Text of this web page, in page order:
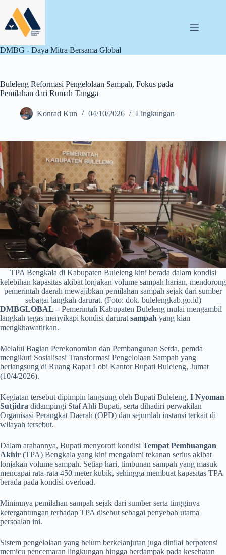
content
DMBG - Daya Mitra Bersama Global
Buleleng Reformasi Pengelolaan Sampah, Fokus pada
Pemilahan dari Rumah Tangga
Konrad Kun 04/10/2026 Lingkungan
TPA Bengkala di Kabupaten Buleleng kini berada dalam kondisi
kelebihan kapasitas akibat lonjakan volume sampah harian, mendorong
pemerintah daerah mewajibkan pemilahan sampah sejak dari sumber
sebagai langkah darurat. (Foto: dok. bulelengkab.go.id)
DMBGLOBAL – Pemerintah Kabupaten Buleleng mulai mengambil
langkah tegas menyikapi kondisi darurat sampah yang kian
mengkhawatirkan.
Melalui Bagian Perekonomian dan Pembangunan Setda, pemda
mengikuti Sosialisasi Transformasi Pengelolaan Sampah yang
berlangsung di Ruang Rapat Lobi Kantor Bupati Buleleng, Jumat
(10/4/2026).
Kegiatan tersebut dipimpin langsung oleh Bupati Buleleng, I Nyoman
Sutjidra didampingi Staf Ahli Bupati, serta dihadiri perwakilan
Organisasi Perangkat Daerah (OPD) dan sejumlah instansi terkait di
wilayah tersebut.
Dalam arahannya, Bupati menyoroti kondisi Tempat Pembuangan
Akhir (TPA) Bengkala yang kini mengalami tekanan serius akibat
lonjakan volume sampah. Setiap hari, timbunan sampah yang masuk
mencapai rata-rata 450 meter kubik, sehingga membuat kapasitas TPA
berada pada kondisi overload.
Minimnya pemilahan sampah sejak dari sumber serta tingginya
ketergantungan terhadap TPA disebut sebagai penyebab utama
persoalan ini.
Sistem pengelolaan yang belum berkelanjutan juga dinilai berpotensi
memicu pencemaran lingkungan hingga berdampak pada kesehatan